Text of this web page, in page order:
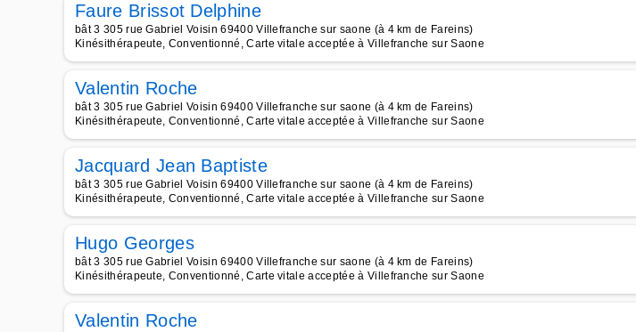
Faure Brissot Delphine
bât 3 305 rue Gabriel Voisin 69400 Villefranche sur saone (à 4 km de Fareins)
Kinésithérapeute, Conventionné, Carte vitale acceptée à Villefranche sur Saone
Valentin Roche
bât 3 305 rue Gabriel Voisin 69400 Villefranche sur saone (à 4 km de Fareins)
Kinésithérapeute, Conventionné, Carte vitale acceptée à Villefranche sur Saone
Jacquard Jean Baptiste
bât 3 305 rue Gabriel Voisin 69400 Villefranche sur saone (à 4 km de Fareins)
Kinésithérapeute, Conventionné, Carte vitale acceptée à Villefranche sur Saone
Hugo Georges
bât 3 305 rue Gabriel Voisin 69400 Villefranche sur saone (à 4 km de Fareins)
Kinésithérapeute, Conventionné, Carte vitale acceptée à Villefranche sur Saone
Valentin Roche